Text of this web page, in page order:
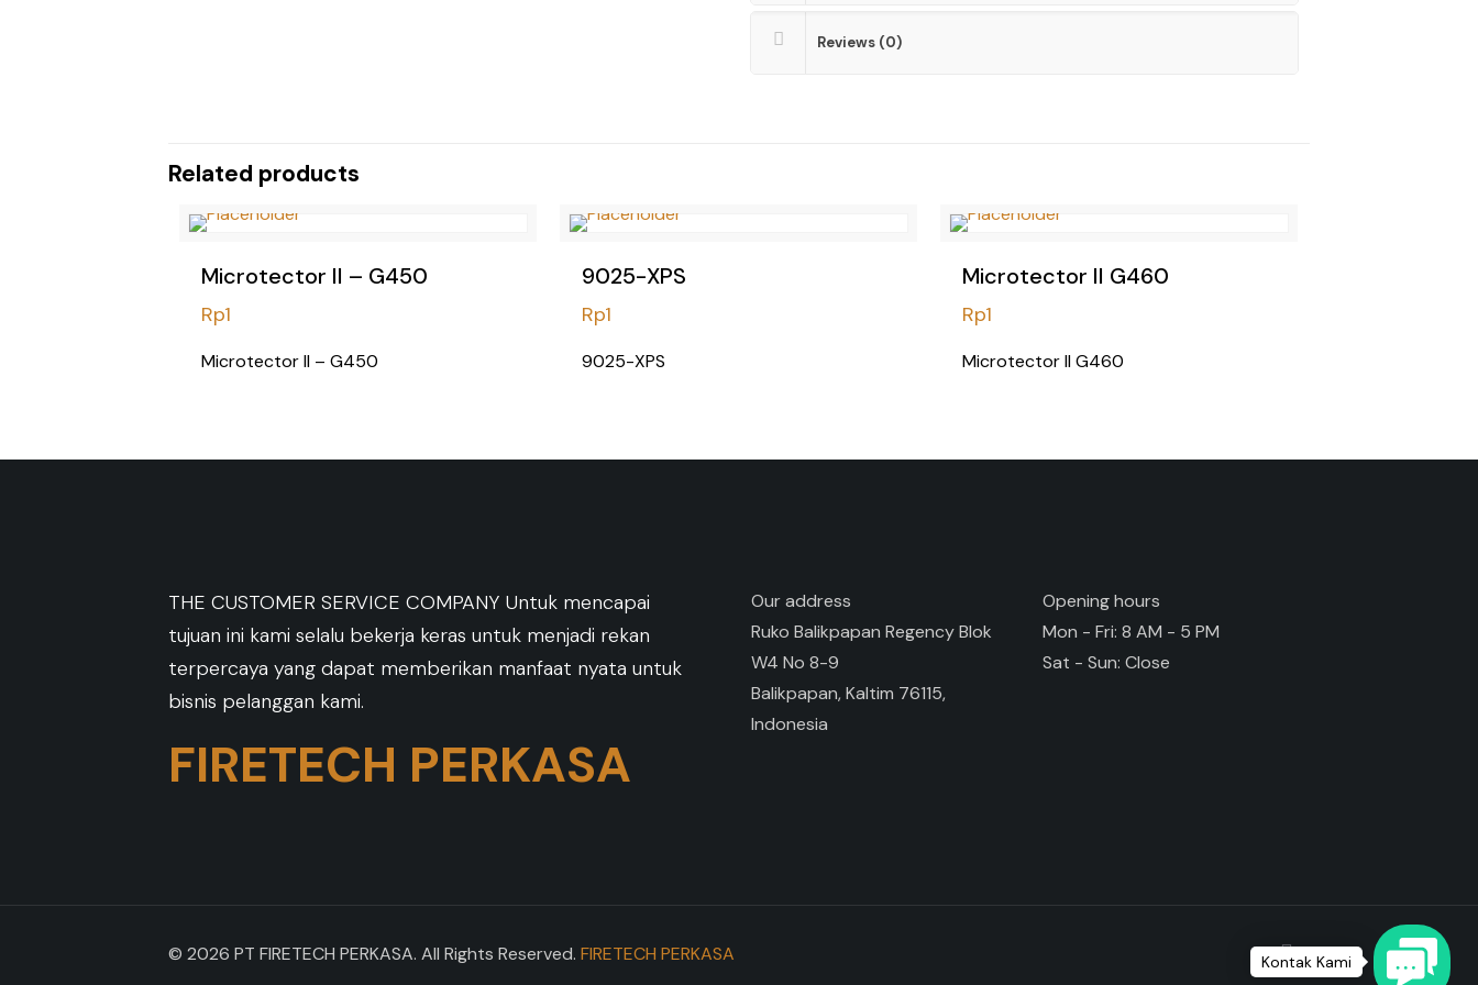
Reviews (0)
Related products
Microtector II – G450
Rp1
Microtector II – G450
9025-XPS
Rp1
9025-XPS
Microtector II G460
Rp1
Microtector II G460
THE CUSTOMER SERVICE COMPANY Untuk mencapai
tujuan ini kami selalu bekerja keras untuk menjadi rekan
terpercaya yang dapat memberikan manfaat nyata untuk
bisnis pelanggan kami.
FIRETECH PERKASA
Our address
Ruko Balikpapan Regency Blok
W4 No 8-9
Balikpapan, Kaltim 76115,
Indonesia
Opening hours
Mon - Fri: 8 AM - 5 PM
Sat - Sun: Close
© 2026 PT FIRETECH PERKASA. All Rights Reserved. FIRETECH PERKASA